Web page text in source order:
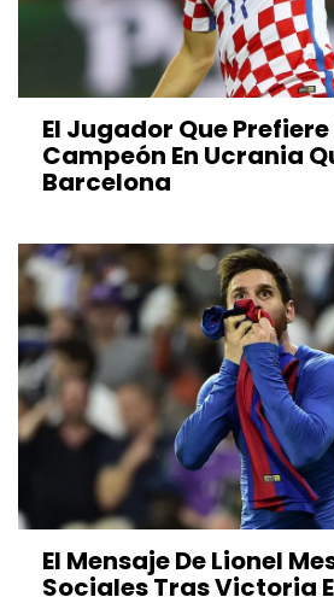
El Jugador Que
Campeón En Ucrania
Barcelona
El Mensaje De Lionel
Sociales Tras Victoria